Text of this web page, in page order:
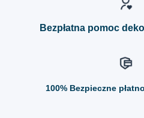
Bezpłatna pomoc
100% Bezpieczne